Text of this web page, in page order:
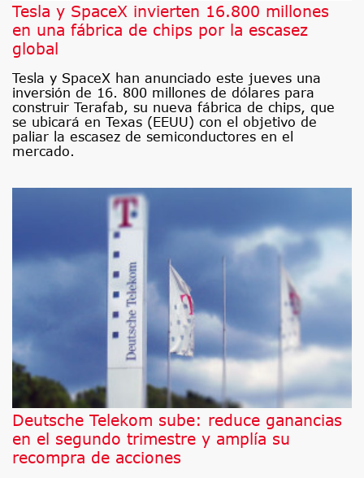
Tesla y SpaceX invierten 16.800 millones
en una fábrica de chips por la escasez
global
Tesla y SpaceX han anunciado este jueves una
inversión de 16. 800 millones de dólares para
construir Terafab, su nueva fábrica de chips, que
se ubicará en Texas (EEUU) con el objetivo de
paliar la escasez de semiconductores en el
mercado.
Deutsche Telekom sube: reduce ganancias
en el segundo trimestre y amplía su
recompra de acciones